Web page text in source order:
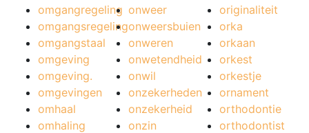
omgangregeling
omgangsregeling
omgangstaal
omgeving
omgeving.
omgevingen
omhaal
omhaling
onweer
onweersbuien
onweren
onwetendheid
onwil
onzekerheden
onzekerheid
onzin
originaliteit
orka
orkaan
orkest
orkestje
ornament
orthodontie
orthodontist